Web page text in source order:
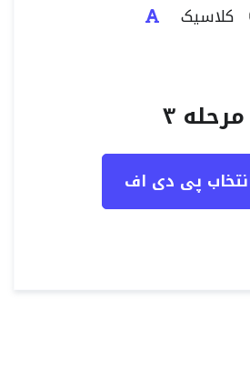
کلاسیک
مرحله ۳
پی دی اف